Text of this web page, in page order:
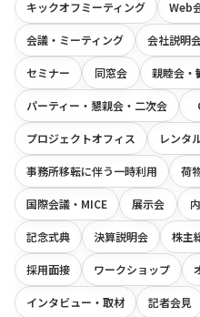
キックオフミーティング Web
会議・ミーティング 会社説明
セミナー 同窓会 親睦会・
パーティー・懇親会・二次会
プロジェクトオフィス レンタ
事務所移転に伴う一時利用 荷
国際会議・MICE 展示会
記念式典 決算説明会 株主
採用面接 ワークショップ
インタビュー・取材 記者会見